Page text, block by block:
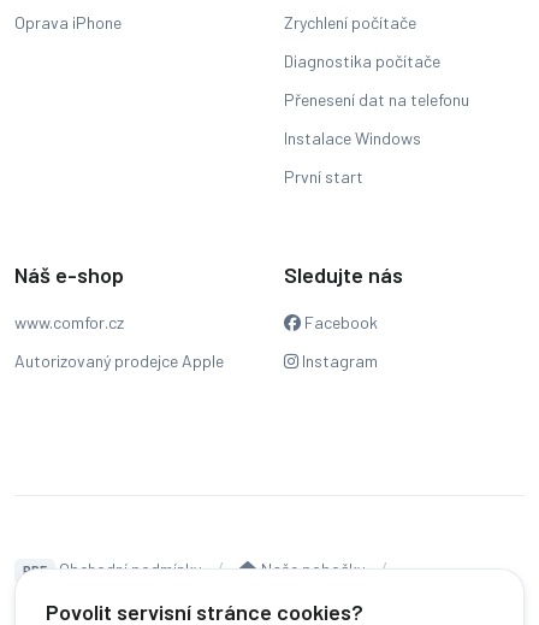
Povolit servisní stránce cookies?
Oprava iPhone
Zrychlení počítače
Diagnostika počítače
Přenesení dat na telefonu
Instalace Windows
První start
Náš e-shop
www.comfor.cz
Autorizovaný prodejce Apple
Sledujte nás
Facebook
Instagram
PDF Obchodní podmínky
Naše pobočky